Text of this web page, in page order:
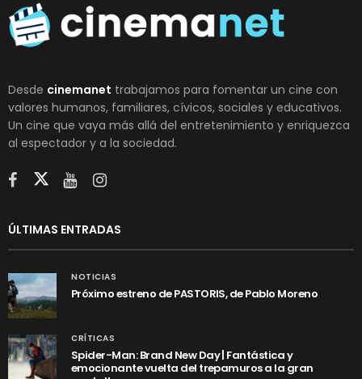
Desde cinemanet trabajamos para fomentar un cine con
valores humanos, familiares, cívicos, sociales y educativos.
Un cine que vaya más allá del entretenimiento y enriquezca
al espectador y a la sociedad.
ÚLTIMAS ENTRADAS
NOTICIAS
Próximo estreno de PASTORIS, de Pablo Moreno
CRÍTICAS
Spider-Man: Brand New Day | Fantástica y
emocionante vuelta del trepamuros a la gran